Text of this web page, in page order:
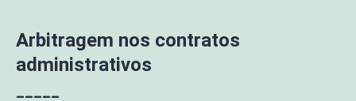
Arbitragem nos contratos
administrativos
_____